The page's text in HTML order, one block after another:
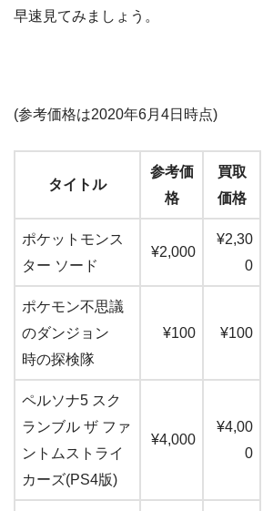
早速見てみましょう。
(参考価格は2020年6月4日時点)
タイトル
参考価
格
買取
価格
ポケットモンス
ター ソード
¥2,000
¥2,30
0
ポケモン不思議
のダンジョン
時の探検隊
¥100 ¥100
ペルソナ5 スク
ランブル ザ ファ
ントムストライ
カーズ(PS4版)
¥4,000
¥4,00
0